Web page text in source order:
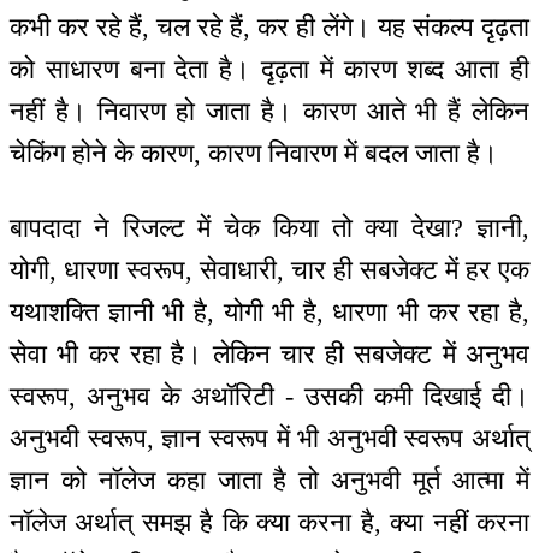
कभी कर रहे हैं, चल रहे हैं, कर ही लेंगे। यह संकल्प दृढ़ता
को साधारण बना देता है। दृढ़ता में कारण शब्द आता ही
नहीं है। निवारण हो जाता है। कारण आते भी हैं लेकिन
चेकिंग होने के कारण, कारण निवारण में बदल जाता है।
बापदादा ने रिजल्ट में चेक किया तो क्या देखा? ज्ञानी,
योगी, धारणा स्वरूप, सेवाधारी, चार ही सबजेक्ट में हर एक
यथाशक्ति ज्ञानी भी है, योगी भी है, धारणा भी कर रहा है,
सेवा भी कर रहा है। लेकिन चार ही सबजेक्ट में अनुभव
स्वरूप, अनुभव के अथॉरिटी - उसकी कमी दिखाई दी।
अनुभवी स्वरूप, ज्ञान स्वरूप में भी अनुभवी स्वरूप अर्थात्
ज्ञान को नॉलेज कहा जाता है तो अनुभवी मूर्त आत्मा में
नॉलेज अर्थात् समझ है कि क्या करना है, क्या नहीं करना